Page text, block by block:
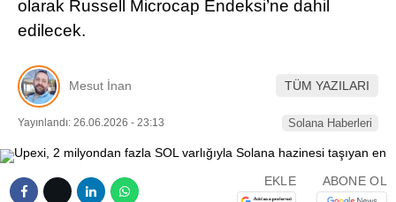
olarak Russell Microcap Endeksi’ne dahil
edilecek.
Mesut İnan TÜM YAZILARI
Yayınlandı: 26.06.2026 - 23:13 Solana Haberleri
EKLE ABONE OL